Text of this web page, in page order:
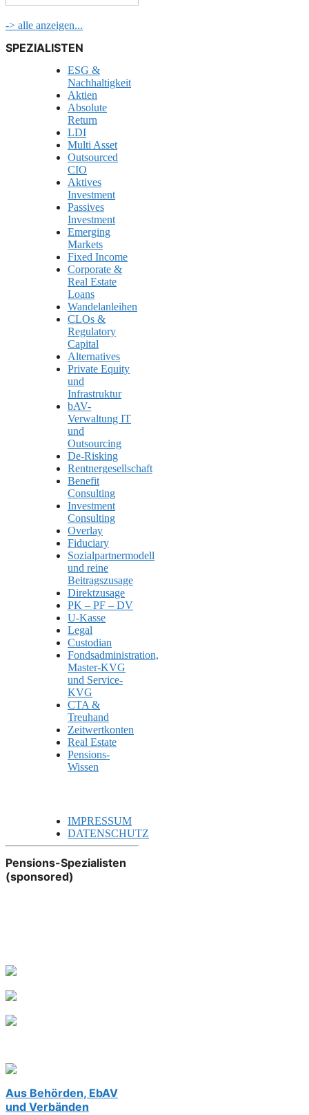
-> alle anzeigen...
SPEZIALISTEN
ESG &
Nachhaltigkeit
Aktien
Absolute
Return
LDI
Multi Asset
Outsourced
CIO
Aktives
Investment
Passives
Investment
Emerging
Markets
Fixed Income
Corporate &
Real Estate
Loans
Wandelanleihen
CLOs &
Regulatory
Capital
Alternatives
Private Equity
und
Infrastruktur
bAV-
Verwaltung IT
und
Outsourcing
De-Risking
Rentnergesellschaft
Benefit
Consulting
Investment
Consulting
Overlay
Fiduciary
Sozialpartnermodell
und reine
Beitragszusage
Direktzusage
PK – PF – DV
U-Kasse
Legal
Custodian
Fondsadministration,
Master-KVG
und Service-
KVG
CTA &
Treuhand
Zeitwertkonten
Real Estate
Pensions-
Wissen
IMPRESSUM
DATENSCHUTZ
Pensions-Spezialisten
(sponsored)
Aus Behörden, EbAV
und Verbänden